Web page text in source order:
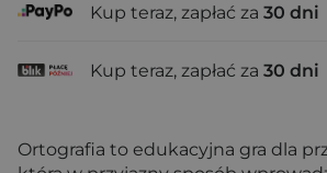
Kup teraz, zapłać za 30 dni
Kup teraz, zapłać za 30 dni
Ortografia to edukacyjna gra dla